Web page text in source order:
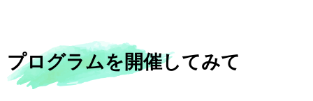
プログラムを開催してみて